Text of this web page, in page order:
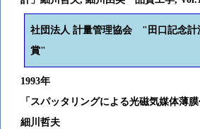
社団法人 計量管理協会 " 田口記念
賞"
1993年
「スパッタリングによる光磁気媒体薄
細川哲夫